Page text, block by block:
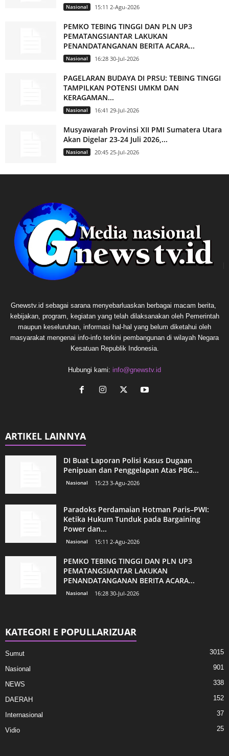
Nasional 15:11 2-Agu-2026
PEMKO TEBING TINGGI DAN PLN UP3
PEMATANGSIANTAR LAKUKAN
PENANDATANGANAN BERITA ACARA...
Nasional 16:28 30-Jul-2026
PAGELARAN BUDAYA DI PRSU: TEBING TINGGI
TAMPILKAN POTENSI UMKM DAN
KERAGAMAN...
Nasional 16:41 29-Jul-2026
Musyawarah Provinsi XII PMI Sumatera Utara
Akan Digelar 23-24 Juli 2026,...
Nasional 20:45 25-Jul-2026
Gnewstv.id sebagai sarana menyebarluaskan berbagai macam berita,
kebijakan, program, kegiatan yang telah dilaksanakan oleh Pemerintah
maupun keseluruhan, informasi hal-hal yang belum diketahui oleh
masyarakat mengenai info-info terkini pembangunan di wilayah Negara
Kesatuan Republik Indonesia.
Hubungi kami: info@gnewstv.id
ARTIKEL LAINNYA
DI Buat Laporan Polisi Kasus Dugaan
Penipuan dan Penggelapan Atas PBG...
Nasional 15:23 3-Agu-2026
Paradoks Perdamaian Hotman Paris–PWI:
Ketika Hukum Tunduk pada Bargaining
Power dan...
Nasional 15:11 2-Agu-2026
PEMKO TEBING TINGGI DAN PLN UP3
PEMATANGSIANTAR LAKUKAN
PENANDATANGANAN BERITA ACARA...
Nasional 16:28 30-Jul-2026
KATEGORI E POPULLARIZUAR
Sumut 3015
Nasional 901
NEWS 338
DAERAH 152
Internasional 37
Vidio 25